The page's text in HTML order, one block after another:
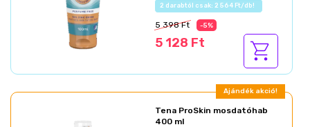
Az akció részletei
5 398 Ft -5%
5 128 Ft
Ajándék akció!
Tena ProSkin mosdatóhab
400 ml